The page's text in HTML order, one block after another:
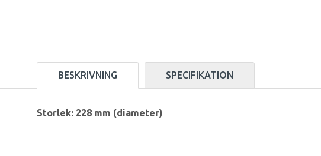
BESKRIVNING SPECIFIKATION
Storlek: 228 mm (diameter)